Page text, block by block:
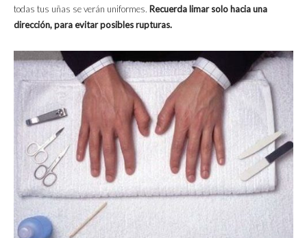
todas tus uñas se verán uniformes. Recuerda limar solo hacia una
dirección, para evitar posibles rupturas.